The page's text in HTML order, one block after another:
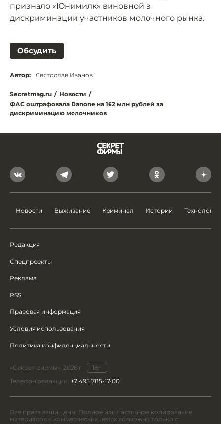
признало «Юнимилк» виновной в
дискриминации участников молочного рынка.
Обсудить
Автор: Святослав Иванов
Secretmag.ru / Новости /
ФАС оштрафовала Danone на 162 млн рублей за
дискриминацию молочников
Новости Выживание Криминал Истории Технологии
Редакция
Спецпроекты
Реклама
RSS
Правовая информация
Условия использования
Политика конфиденциальности
«Секрет фирмы», 2026 г.
18+
Телефон редакции: +7 495 785-17-00
Все права защищены. Полное или частичное копирование
материалов в коммерческих целях возможно только с